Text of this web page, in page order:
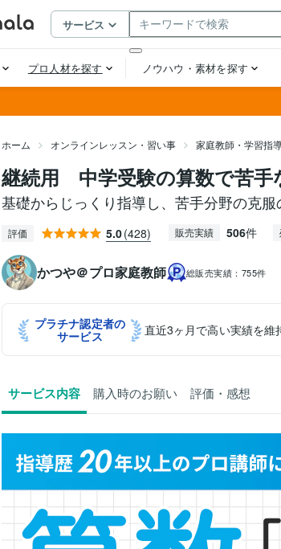
ホーム オンラインレッスン・習い事 家庭教師・学習指
継続用 中学受験の算数で苦手
基礎からじっくり指導し、苦手分野の克服
評価 5.0(428) 販売実績 506件
かつや＠プロ家庭教師 総販売実績： 755件
プラチナ認定者の
サービス
直近3ヶ月で高い実績を維
サービス内容 購入時のお願い 評価・感想